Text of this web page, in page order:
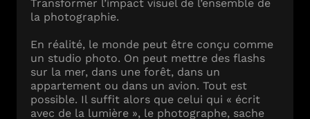
Transformer l’impact visuel de l’ensemble de
la photographie.
En réalité, le monde peut être conçu comme
un studio photo. On peut mettre des flashs
sur la mer, dans une forêt, dans un
appartement ou dans un avion. Tout est
possible. Il suffit alors que celui qui « écrit
avec de la lumière », le photographe, sache